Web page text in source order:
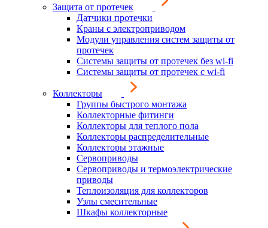
Защита от протечек
Датчики протечки
Краны с электроприводом
Модули управления систем защиты от
протечек
Системы защиты от протечек без wi-fi
Системы защиты от протечек с wi-fi
Коллекторы
Группы быстрого монтажа
Коллекторные фитинги
Коллекторы для теплого пола
Коллекторы распределительные
Коллекторы этажные
Сервоприводы
Сервоприводы и термоэлектрические
приводы
Теплоизоляция для коллекторов
Узлы смесительные
Шкафы коллекторные